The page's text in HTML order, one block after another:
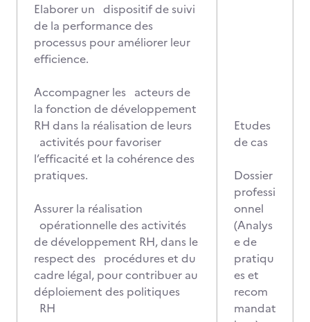
Elaborer un dispositif de suivi
de la performance des
processus pour améliorer leur
efficience.
Accompagner les acteurs de
la fonction de développement
RH dans la réalisation de leurs
activités pour favoriser
l’efficacité et la cohérence des
pratiques.
Assurer la réalisation
opérationnelle des activités
de développement RH, dans le
respect des procédures et du
cadre légal, pour contribuer au
déploiement des politiques
RH
Etudes
de cas
Dossier
professi
onnel
(Analys
e de
pratiqu
es et
recom
mandat